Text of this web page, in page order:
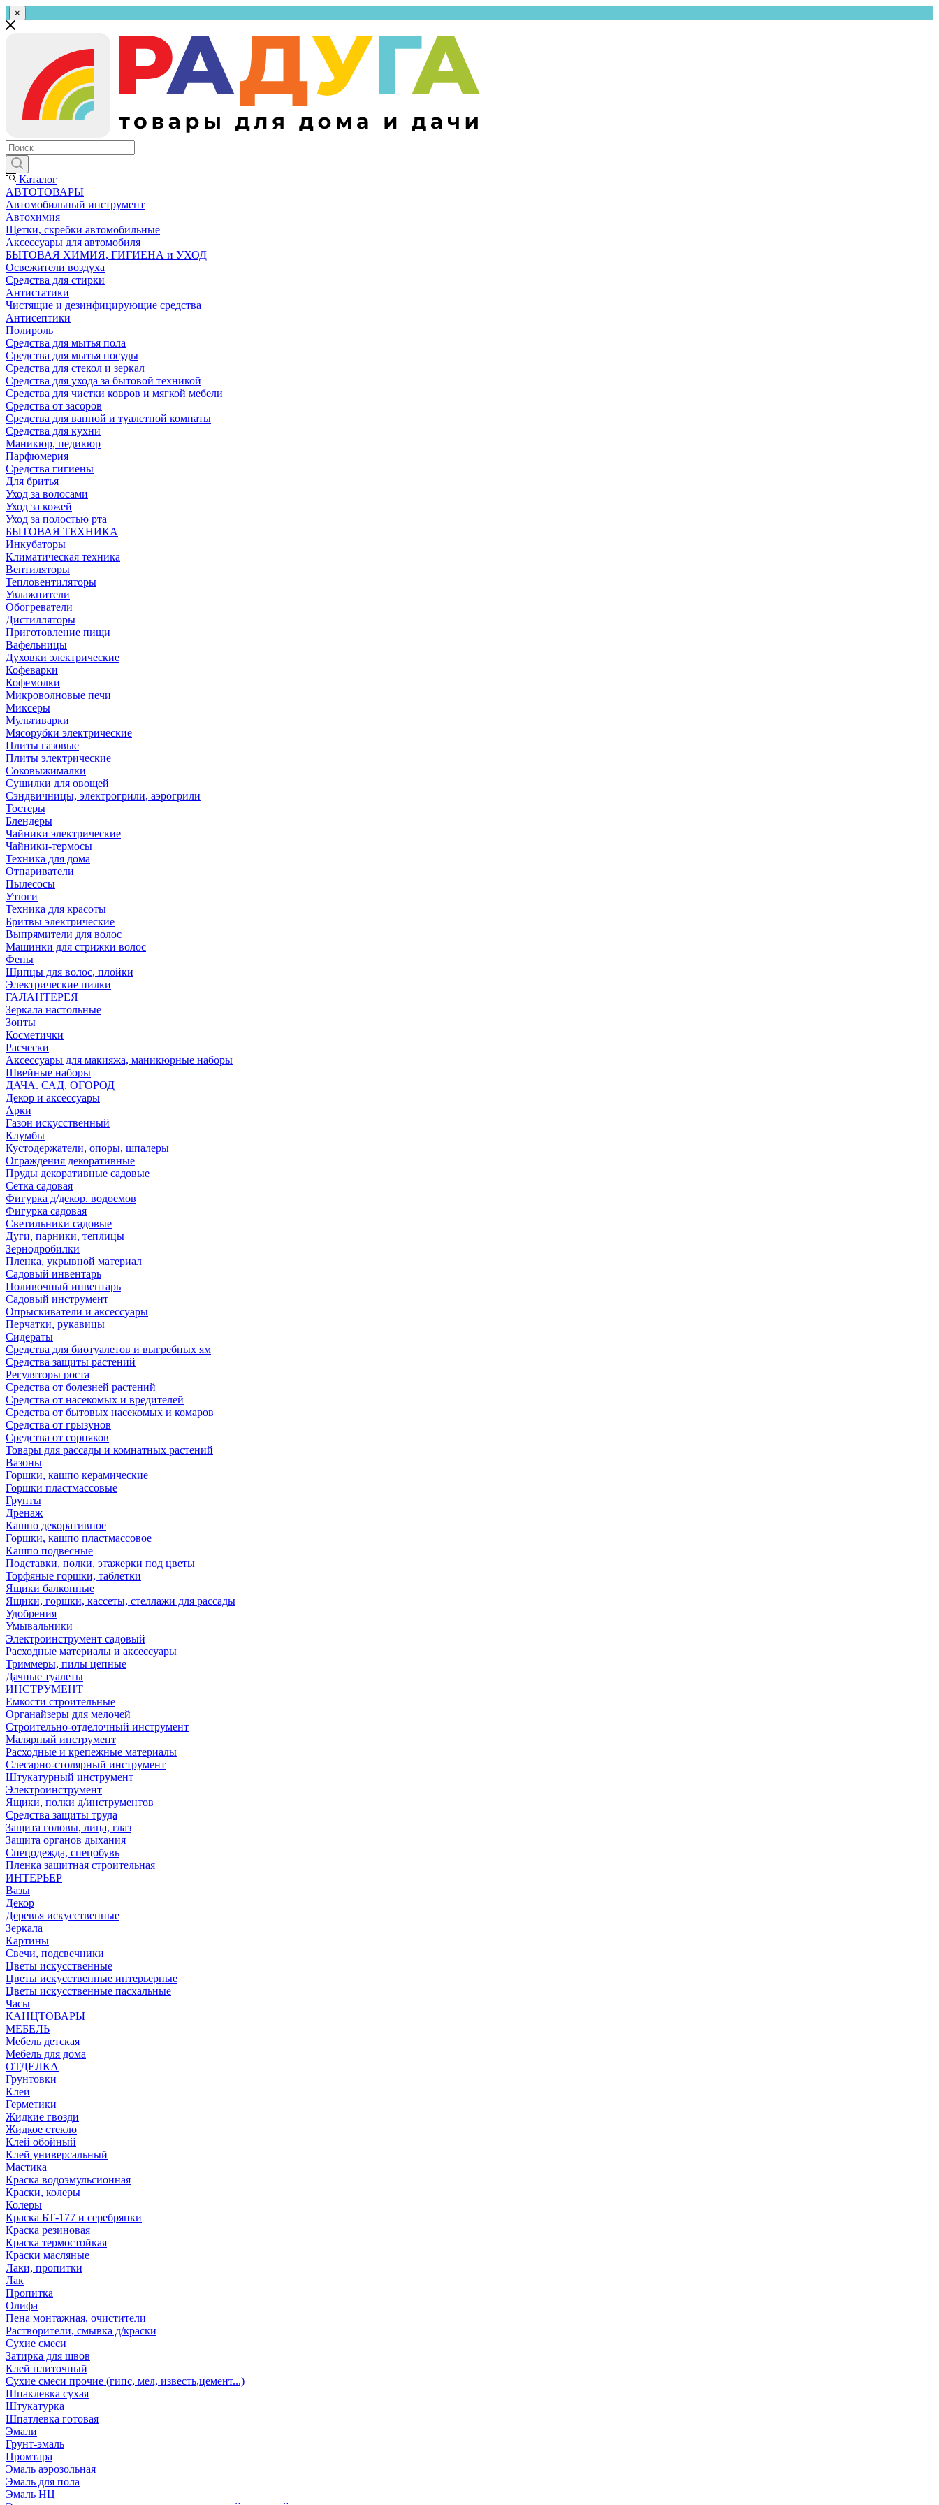
×
Каталог
АВТОТОВАРЫ
Автомобильный инструмент
Автохимия
Щетки, скребки автомобильные
Аксессуары для автомобиля
БЫТОВАЯ ХИМИЯ, ГИГИЕНА и УХОД
Освежители воздуха
Средства для стирки
Антистатики
Чистящие и дезинфицирующие средства
Антисептики
Полироль
Средства для мытья пола
Средства для мытья посуды
Средства для стекол и зеркал
Средства для ухода за бытовой техникой
Средства для чистки ковров и мягкой мебели
Средства от засоров
Средства для ванной и туалетной комнаты
Средства для кухни
Маникюр, педикюр
Парфюмерия
Средства гигиены
Для бритья
Уход за волосами
Уход за кожей
Уход за полостью рта
БЫТОВАЯ ТЕХНИКА
Инкубаторы
Климатическая техника
Вентиляторы
Тепловентиляторы
Увлажнители
Обогреватели
Дистилляторы
Приготовление пищи
Вафельницы
Духовки электрические
Кофеварки
Кофемолки
Микроволновые печи
Миксеры
Мультиварки
Мясорубки электрические
Плиты газовые
Плиты электрические
Соковыжималки
Сушилки для овощей
Сэндвичницы, электрогрили, аэрогрили
Тостеры
Блендеры
Чайники электрические
Чайники-термосы
Техника для дома
Отпариватели
Пылесосы
Утюги
Техника для красоты
Бритвы электрические
Выпрямители для волос
Машинки для стрижки волос
Фены
Щипцы для волос, плойки
Электрические пилки
ГАЛАНТЕРЕЯ
Зеркала настольные
Зонты
Косметички
Расчески
Аксессуары для макияжа, маникюрные наборы
Швейные наборы
ДАЧА. САД. ОГОРОД
Декор и аксессуары
Арки
Газон искусственный
Клумбы
Кустодержатели, опоры, шпалеры
Ограждения декоративные
Пруды декоративные садовые
Сетка садовая
Фигурка д/декор. водоемов
Фигурка садовая
Светильники садовые
Дуги, парники, теплицы
Зернодробилки
Пленка, укрывной материал
Садовый инвентарь
Поливочный инвентарь
Садовый инструмент
Опрыскиватели и аксессуары
Перчатки, рукавицы
Сидераты
Средства для биотуалетов и выгребных ям
Средства защиты растений
Регуляторы роста
Средства от болезней растений
Средства от насекомых и вредителей
Средства от бытовых насекомых и комаров
Средства от грызунов
Средства от сорняков
Товары для рассады и комнатных растений
Вазоны
Горшки, кашпо керамические
Горшки пластмассовые
Грунты
Дренаж
Кашпо декоративное
Горшки, кашпо пластмассовое
Кашпо подвесные
Подставки, полки, этажерки под цветы
Торфяные горшки, таблетки
Ящики балконные
Ящики, горшки, кассеты, стеллажи для рассады
Удобрения
Умывальники
Электроинструмент садовый
Расходные материалы и аксессуары
Триммеры, пилы цепные
Дачные туалеты
ИНСТРУМЕНТ
Емкости строительные
Органайзеры для мелочей
Строительно-отделочный инструмент
Малярный инструмент
Расходные и крепежные материалы
Слесарно-столярный инструмент
Штукатурный инструмент
Электроинструмент
Ящики, полки д/инструментов
Средства защиты труда
Защита головы, лица, глаз
Защита органов дыхания
Спецодежда, спецобувь
Пленка защитная строительная
ИНТЕРЬЕР
Вазы
Декор
Деревья искусственные
Зеркала
Картины
Свечи, подсвечники
Цветы искусственные
Цветы искусственные интерьерные
Цветы искусственные пасхальные
Часы
КАНЦТОВАРЫ
МЕБЕЛЬ
Мебель детская
Мебель для дома
ОТДЕЛКА
Грунтовки
Клеи
Герметики
Жидкие гвозди
Жидкое стекло
Клей обойный
Клей универсальный
Мастика
Краска водоэмульсионная
Краски, колеры
Колеры
Краска БТ-177 и серебрянки
Краска резиновая
Краска термостойкая
Краски масляные
Лаки, пропитки
Лак
Пропитка
Олифа
Пена монтажная, очистители
Растворители, смывка д/краски
Сухие смеси
Затирка для швов
Клей плиточный
Сухие смеси прочие (гипс, мел, известь,цемент...)
Шпаклевка сухая
Штукатурка
Шпатлевка готовая
Эмали
Грунт-эмаль
Промтара
Эмаль аэрозольная
Эмаль для пола
Эмаль НЦ